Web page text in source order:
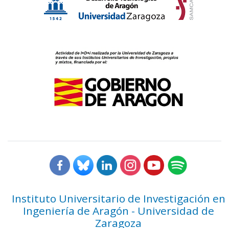
Instituto Universitario de Investigación en
Ingeniería de Aragón - Universidad de
Zaragoza